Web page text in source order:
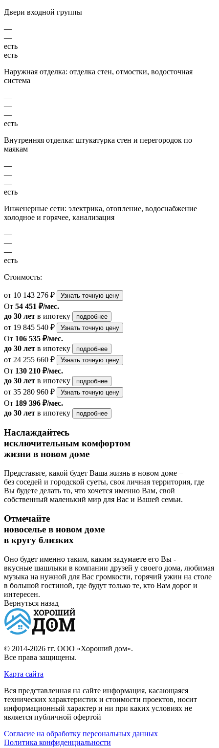
Двери входной группы
—
—
есть
есть
Наружная отделка: отделка стен, отмостки, водосточная
система
—
—
—
есть
Внутренняя отделка: штукатурка стен и перегородок по
маякам
—
—
—
есть
Инженерные сети: электрика, отопление, водоснабжение
холодное и горячее, канализация
—
—
—
есть
Стоимость:
от 10 143 276 ₽ Узнать точную цену
От 54 451 ₽/мес.
до 30 лет в ипотеку подробнее
от 19 845 540 ₽ Узнать точную цену
От 106 535 ₽/мес.
до 30 лет в ипотеку подробнее
от 24 255 660 ₽ Узнать точную цену
От 130 210 ₽/мес.
до 30 лет в ипотеку подробнее
от 35 280 960 ₽ Узнать точную цену
От 189 396 ₽/мес.
до 30 лет в ипотеку подробнее
Наслаждайтесь
исключительным комфортом
жизни в новом доме
Представьте, какой будет Ваша жизнь в новом доме –
без соседей и городской суеты, своя личная территория, где
Вы будете делать то, что хочется именно Вам, свой
собственный маленький мир для Вас и Вашей семьи.
Отмечайте
новоселье в новом доме
в кругу близких
Оно будет именно таким, каким задумаете его Вы -
вкусные шашлыки в компании друзей у своего дома, любимая
музыка на нужной для Вас громкости, горячий ужин на столе
в большой гостиной, где будут только те, кто Вам дорог и
интересен.
Вернуться назад
© 2014-2026 гг. ООО «Хороший дом».
Все права защищены.
Карта сайта
Вся представленная на сайте информация, касающаяся
технических характеристик и стоимости проектов, носит
информационный характер и ни при каких условиях не
является публичной офертой
Согласие на обработку персональных данных
Политика конфиденциальности